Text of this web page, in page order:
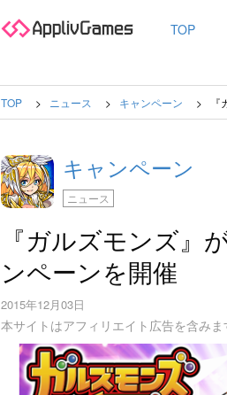
TOP
TOP ニュース キャンペーン
キャンペーン
ニュース
『ガルズモンズ』
ンペーンを開催
2015年12月03日
本サイトはアフィリエイト広告を含みま